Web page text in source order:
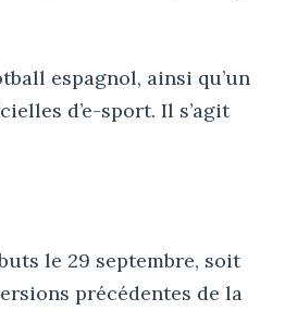
espagnol, ainsi qu’un
d’e-sport. Il s’agit
le 29 septembre, soit
précédentes de la